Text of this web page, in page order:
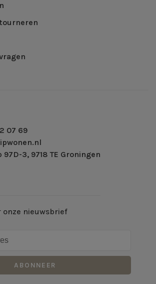
07 69
97D-3, 9718 TE Groningen
onze nieuwsbrief
ABONNEER